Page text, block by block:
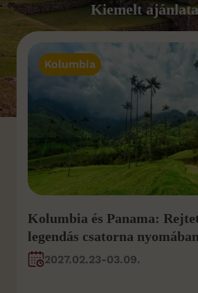
Kiemelt
Kolumbia
Kolumbia és Panama:
legendás csatorna nyomában
2027.02.23-03.09.